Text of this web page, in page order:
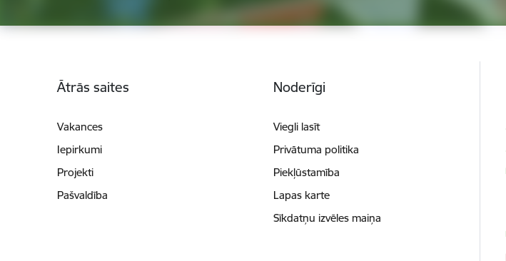
Ātrās saites
Vakances
Iepirkumi
Projekti
Pašvaldība
Noderīgi
Viegli lasīt
Privātuma politika
Piekļūstamība
Lapas karte
Sīkdatņu izvēles maiņa